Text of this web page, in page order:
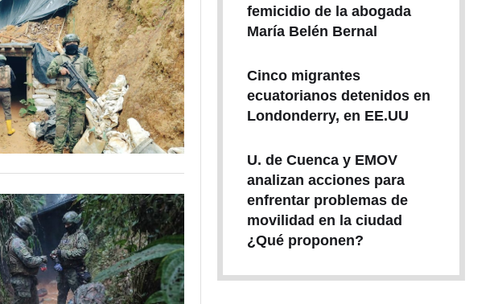
femicidio de la abogada
María Belén Bernal
Cinco migrantes
ecuatorianos detenidos en
Londonderry, en EE.UU
U. de Cuenca y EMOV
analizan acciones para
enfrentar problemas de
movilidad en la ciudad
¿Qué proponen?